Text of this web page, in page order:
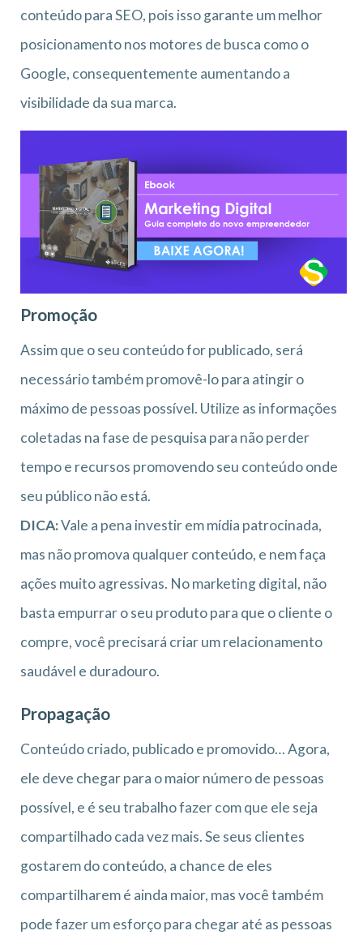
conteúdo para SEO, pois isso garante um melhor
posicionamento nos motores de busca como o
Google, consequentemente aumentando a
visibilidade da sua marca.
Promoção
Assim que o seu conteúdo for publicado, será
necessário também promovê-lo para atingir o
máximo de pessoas possível. Utilize as informações
coletadas na fase de pesquisa para não perder
tempo e recursos promovendo seu conteúdo onde
seu público não está.
DICA:Vale a pena investir em mídia patrocinada,
mas não promova qualquer conteúdo, e nem faça
ações muito agressivas. No marketing digital, não
basta empurrar o seu produto para que o cliente o
compre, você precisará criar um relacionamento
saudável e duradouro.
Propagação
Conteúdo criado, publicado e promovido… Agora,
ele deve chegar para o maior número de pessoas
possível, e é seu trabalho fazer com que ele seja
compartilhado cada vez mais. Se seus clientes
gostarem do conteúdo, a chance de eles
compartilharem é ainda maior, mas você também
pode fazer um esforço para chegar até as pessoas